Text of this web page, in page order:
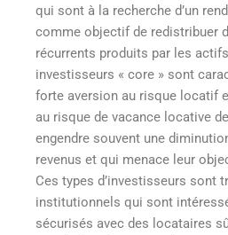
qui sont à la recherche d’un
comme objectif de redistribuer
récurrents produits par les
investisseurs « core » sont
forte aversion au risque locatif
au risque de vacance locative
engendre souvent une
revenus et qui menace leur
Ces types d’investisseurs sont
institutionnels qui sont
sécurisés avec des locataires